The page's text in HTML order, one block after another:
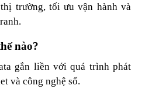
trường, tối ưu vận hành và
nào?
gắn liền với quá trình phát
và công nghệ số.